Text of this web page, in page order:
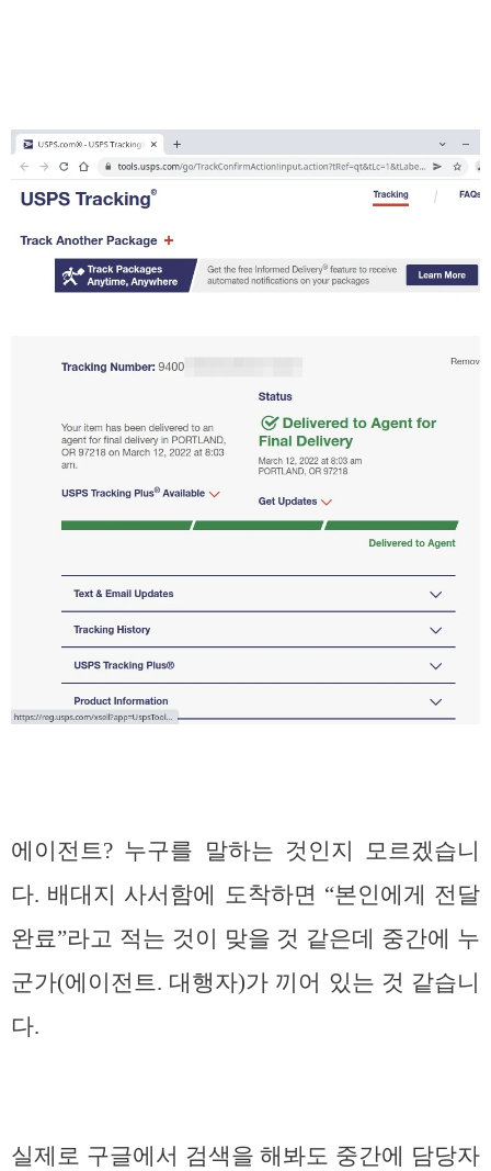
에이전트? 누구를 말하는 것인지 모르겠습니
다. 배대지 사서함에 도착하면 “본인에게 전달
완료”라고 적는 것이 맞을 것 같은데 중간에 누
군가(에이전트. 대행자)가 끼어 있는 것 같습니
다.
실제로 구글에서 검색을 해봐도 중간에 담당자